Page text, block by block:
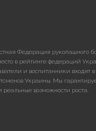
Федерация рукопашного
в рейтинге федераций
и воспитанники входят в
Украины. Мы
возможности роста.